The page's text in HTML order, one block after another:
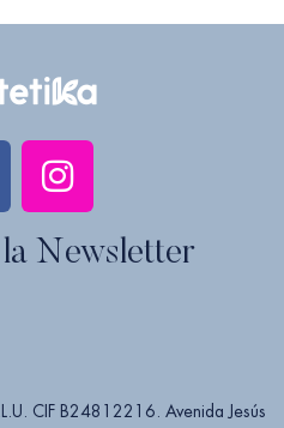
Newsletter
CIF B24812216. Avenida Jesús